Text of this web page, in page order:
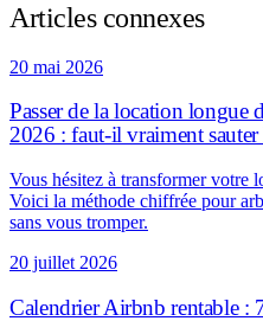
Articles connexes
20 mai 2026
Passer de la location longue
2026 : faut-il vraiment sauter
Vous hésitez à transformer votre
Voici la méthode chiffrée pour
sans vous tromper.
20 juillet 2026
Calendrier Airbnb rentable :